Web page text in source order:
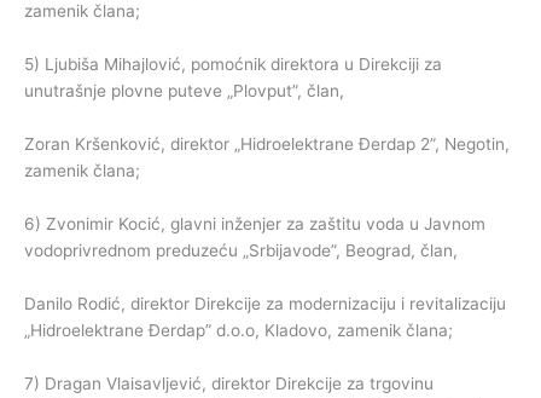
zamenik člana;
5) Ljubiša Mihajlović, pomoćnik direktora u Direkciji za
unutrašnje plovne puteve „Plovput”, član,
Zoran Kršenković, direktor „Hidroelektrane Đerdap 2”, Negotin,
zamenik člana;
6) Zvonimir Kocić, glavni inženjer za zaštitu voda u Javnom
vodoprivrednom preduzeću „Srbijavode”, Beograd, član,
Danilo Rodić, direktor Direkcije za modernizaciju i revitalizaciju
„Hidroelektrane Đerdap” d.o.o, Kladovo, zamenik člana;
7) Dragan Vlaisavljević, direktor Direkcije za trgovinu